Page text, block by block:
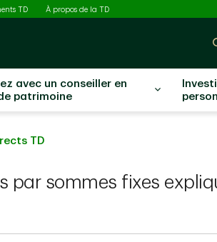
TD À propos de la TD
avec un conseiller en
patrimoine
TD
par sommes fixes